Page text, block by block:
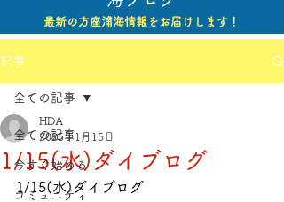
最新の方座浦海情報をお届けします！
記事
全ての記事
今すぐ始める
コミュニティ
全ての記事
1/15(水)ダイブログ
HDA
2025年1月15日
1/15(水)ダイブログ